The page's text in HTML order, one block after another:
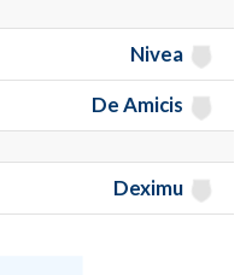
Nivea
De Amicis
Deximu